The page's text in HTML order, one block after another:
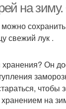
на
свежий лук .
хранения? Он
чтобы
на